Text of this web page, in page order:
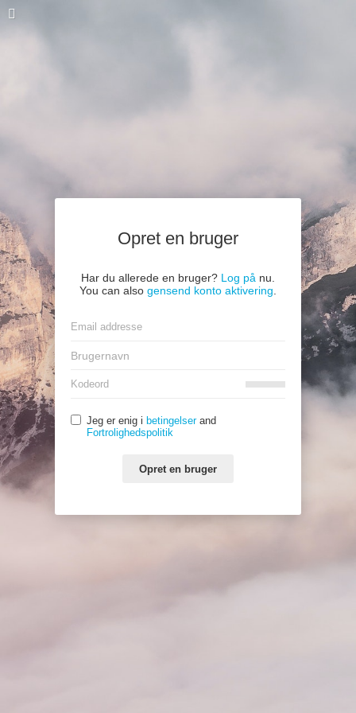
Opret en bruger
Har du allerede en bruger? Log på nu.
You can also gensend konto aktivering
Jeg er enig i betingelserand
Fortrolighedspolitik
Opret en bruger